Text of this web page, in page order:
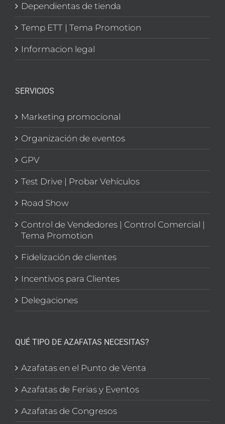
Dependientas de tienda
Temp ETT | Tema Promotion
Informacion legal
SERVICIOS
Marketing promocional
Organización de eventos
GPV
Test Drive | Probar Vehículos
Road Show
Control de Vendedores | Control Comercial |
Tema Promotion
Fidelización de clientes
Incentivos para Clientes
Delegaciones
QUÉ TIPO DE AZAFATAS NECESITAS?
Azafatas en el Punto de Venta
Azafatas de Ferias y Eventos
Azafatas de Congresos